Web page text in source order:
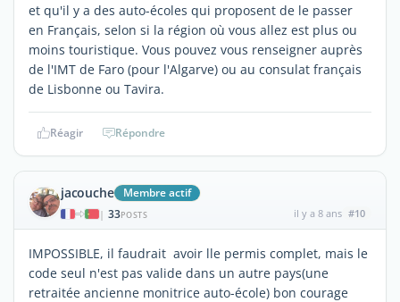
et qu'il y a des auto-écoles qui proposent de le passer
en Français, selon si la région où vous allez est plus ou
moins touristique. Vous pouvez vous renseigner auprès
de l'IMT de Faro (pour l'Algarve) ou au consulat français
de Lisbonne ou Tavira.
Réagir Répondre
jacouche Membre actif
| 33POSTS il y a 8 ans #10
IMPOSSIBLE, il faudrait avoir lle permis complet, mais le
code seul n'est pas valide dans un autre pays(une
retraitée ancienne monitrice auto-école) bon courage